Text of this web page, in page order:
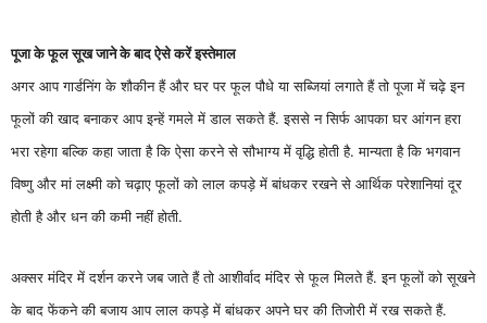
पूजा के फूल सूख जाने के बाद ऐसे करें इस्तेमाल
अगर आप गार्डनिंग के शौकीन हैं और घर पर फूल पौधे या सब्जियां लगाते हैं तो पूजा में चढ़े इन
फूलों की खाद बनाकर आप इन्हें गमले में डाल सकते हैं. इससे न सिर्फ आपका घर आंगन हरा
भरा रहेगा बल्कि कहा जाता है कि ऐसा करने से सौभाग्य में वृद्धि होती है. मान्यता है कि भगवान
विष्णु और मां लक्ष्मी को चढ़ाए फूलों को लाल कपड़े में बांधकर रखने से आर्थिक परेशानियां दूर
होती है और धन की कमी नहीं होती.
अक्सर मंदिर में दर्शन करने जब जाते हैं तो आशीर्वाद मंदिर से फूल मिलते हैं. इन फूलों को सूखने
के बाद फेंकने की बजाय आप लाल कपड़े में बांधकर अपने घर की तिजोरी में रख सकते हैं.